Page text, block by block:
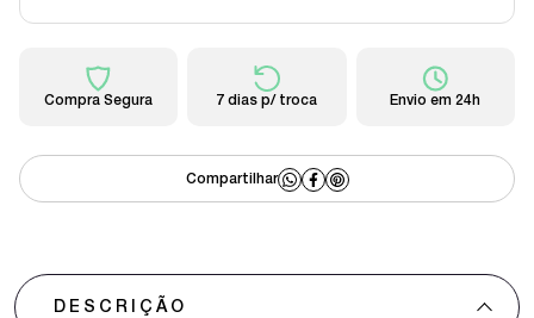
Compra Segura 7 dias p/ troca Envio em 24h
DESCRIÇÃO